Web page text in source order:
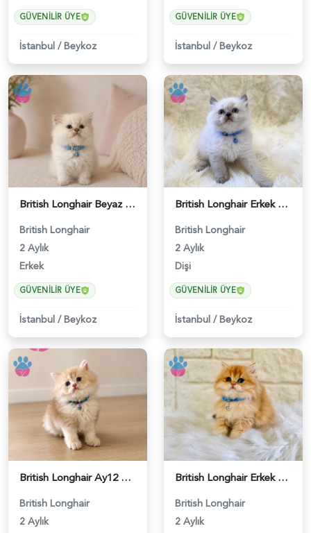
GÜVENILIR ÜYE
İstanbul /Beykoz
GÜVENILIR ÜYE
İstanbul /Beykoz
British Longhair Beyaz Erkek Yavrumuz - 4751
British Longhair
2 Aylık
Erkek
GÜVENILIR ÜYE
İstanbul /Beykoz
British Longhair Erkek 2 Aylık Yavrumuz - 5272
British Longhair
2 Aylık
Dişi
GÜVENILIR ÜYE
İstanbul /Beykoz
British Longhair Ay12 Erkek Yavrumuz - 5277
British Longhair
2 Aylık
British Longhair Erkek Golden Nadir Renk - 5291
British Longhair
2 Aylık